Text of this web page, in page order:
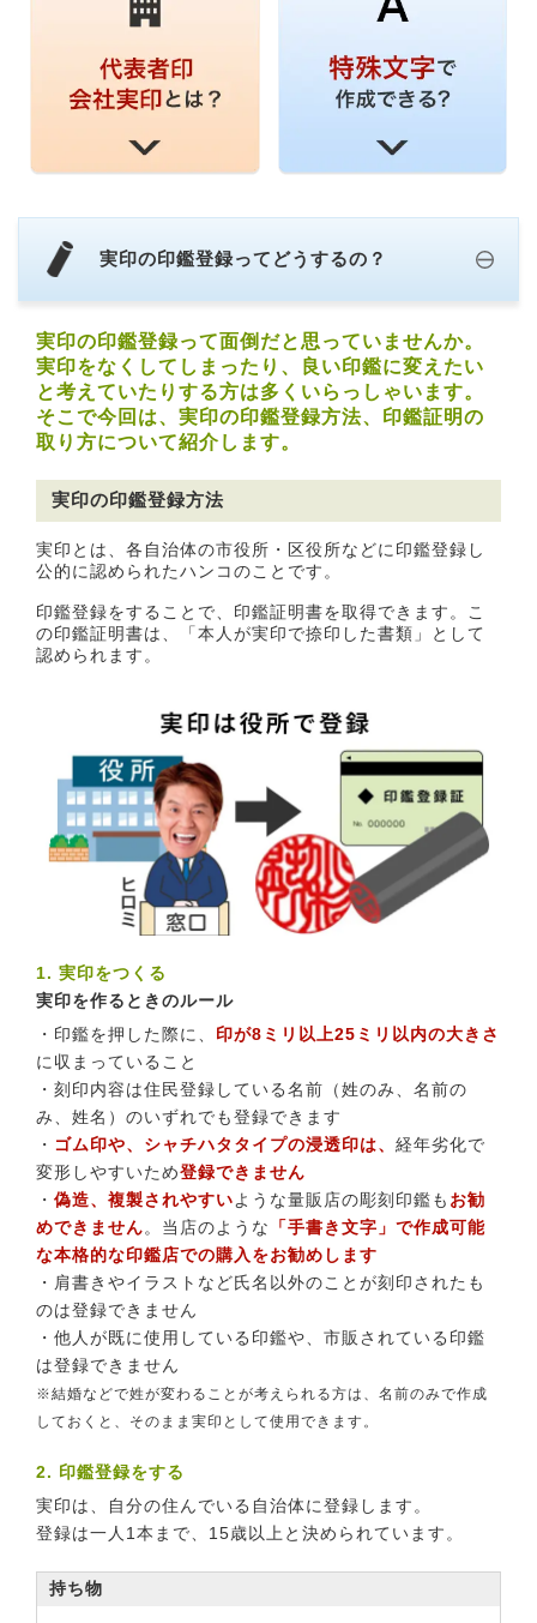
実印の印鑑登録ってどうするの？
実印の印鑑登録って面倒だと思っていませんか。
実印をなくしてしまったり、良い印鑑に変えたい
と考えていたりする方は多くいらっしゃいます。
そこで今回は、実印の印鑑登録方法、印鑑証明の
取り方について紹介します。
実印の印鑑登録方法
実印とは、各自治体の市役所・区役所などに印鑑登録し
公的に認められたハンコのことです。
印鑑登録をすることで、印鑑証明書を取得できます。こ
の印鑑証明書は、「本人が実印で捺印した書類」として
認められます。
1. 実印をつくる
実印を作るときのルール
・印鑑を押した際に、 印が8ミリ以上25ミリ以内の大きさ
に収まっていること
・刻印内容は住民登録している名前（姓のみ、名前の
み、姓名）のいずれでも登録できます
・ ゴム印や、シャチハタタイプの浸透印は、 経年劣化で
変形しやすいため登録できません
・ 偽造、複製されやすいような量販店の彫刻印鑑も お勧
めできません。当店のような
「手書き文字」で作成可能
な本格的な印鑑店での購入をお勧めします
・肩書きやイラストなど氏名以外のことが刻印されたも
のは登録できません
・他人が既に使用している印鑑や、市販されている印鑑
は登録できません
※結婚などで姓が変わることが考えられる方は、名前のみで作成
しておくと、そのまま実印として使用できます。
2. 印鑑登録をする
実印は、自分の住んでいる自治体に登録します。
登録は一人1本まで、15歳以上と決められています。
持ち物